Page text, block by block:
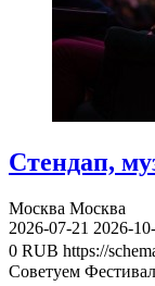
Стендап,
Москва Москва
2026-07-21 2026-
0 RUB https://
Советуем